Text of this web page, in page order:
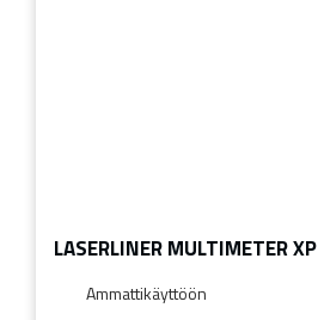
LASERLINER MULTIMETER XP
Ammattikäyttöön